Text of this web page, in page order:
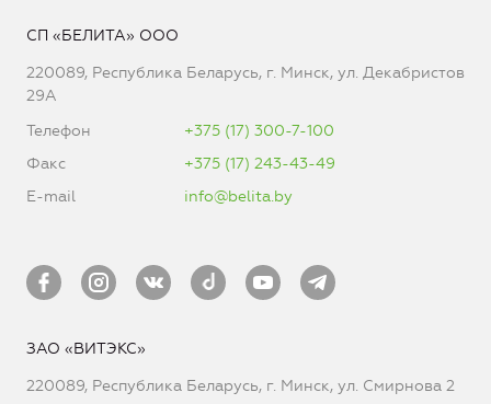
СП «БЕЛИТА» ООО
220089, Республика Беларусь, г. Минск, ул. Декабристов
29А
Телефон
+375 (17) 300-7-100
Факс
+375 (17) 243-43-49
E-mail
info@belita.by
ЗАО «ВИТЭКС»
220089, Республика Беларусь, г. Минск, ул. Смирнова 2